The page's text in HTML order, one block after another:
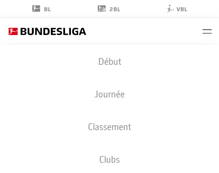
BL 2BL VBL
Début
Journée
Classement
Clubs